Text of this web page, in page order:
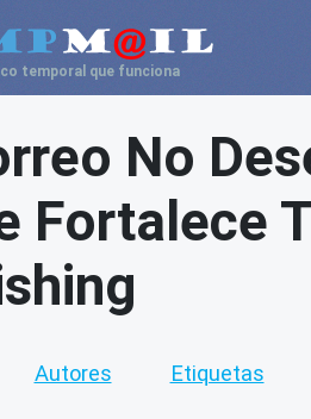
temporal que funciona
No
Fortalece
Autores Etiquetas